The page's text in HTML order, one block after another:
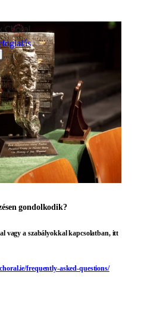
gondolkodik?
vagy a szabályokkal kapcsolatban, itt
frequently-asked-questions/